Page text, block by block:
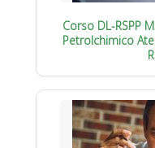
Corso DL-RSPP
Petrolchimico